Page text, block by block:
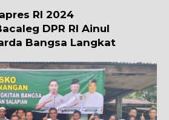
RI 2024
DPR RI Ainul
Bangsa Langkat